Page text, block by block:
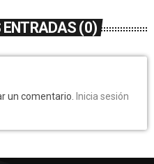
ENTRADAS (0)
un comentario. Inicia sesión